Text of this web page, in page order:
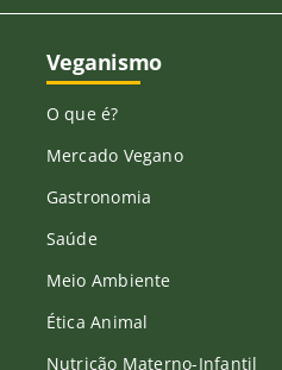
Veganismo
O que é?
Mercado Vegano
Gastronomia
Saúde
Meio Ambiente
Ética Animal
Nutrição Materno-Infantil